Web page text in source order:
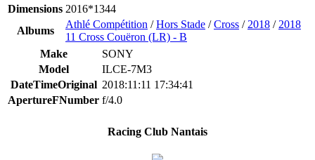
Dimensions 2016*1344
Albums
Athlé Compétition /Hors Stade /Cross / 2018 / 2018
11 Cross Couëron (LR) - B
Make
SONY
Model
ILCE-7M3
DateTimeOriginal 2018:11:11 17:34:41
ApertureFNumber f/4.0
Racing Club Nantais